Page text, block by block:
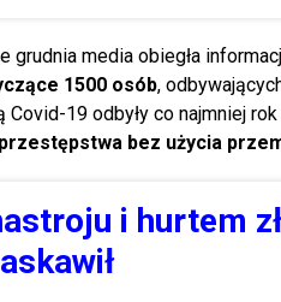
grudnia media obiegła
1500 osób,
19 odbyły co najmniej
bez użycia
i hurtem